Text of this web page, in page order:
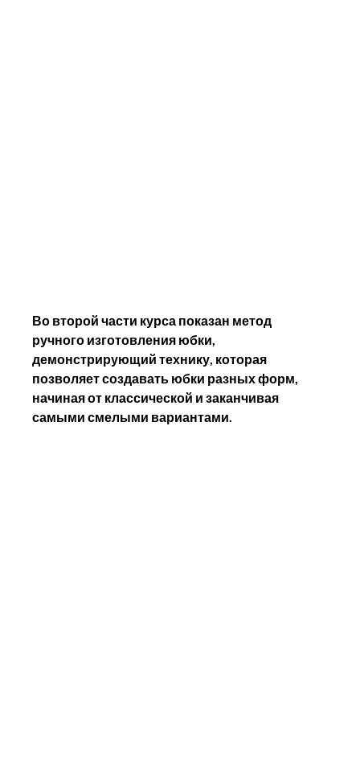
Во второй части курса показан метод
ручного изготовления юбки,
демонстрирующий технику, которая
позволяет создавать юбки разных форм,
начиная от классической и заканчивая
самыми смелыми вариантами.